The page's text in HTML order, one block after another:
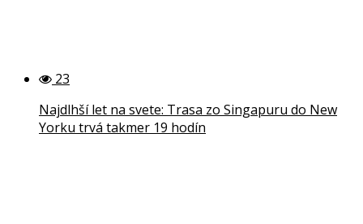
23
Najdlhší let na svete: Trasa zo Singapuru do New
Yorku trvá takmer 19 hodín